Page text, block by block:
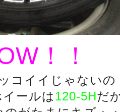
！！
コイイじゃないの
ールは120-5Hだ